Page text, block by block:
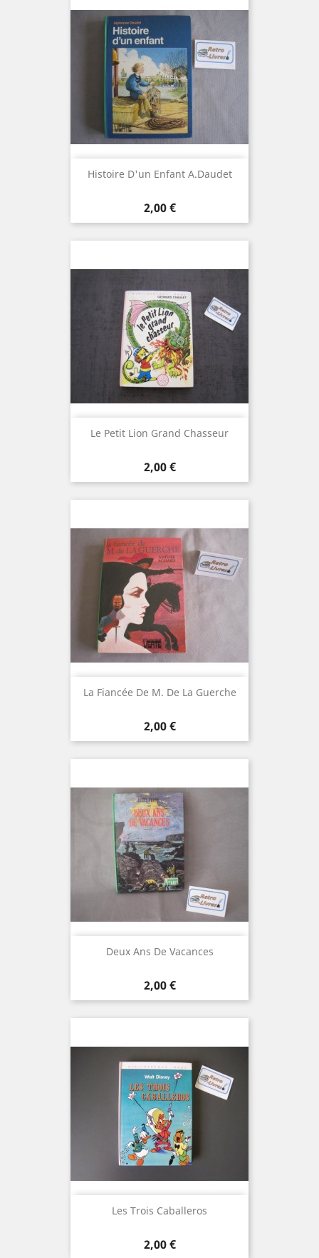
Histoire D'un Enfant A.Daudet
Prix
2,00 €
Le Petit Lion Grand Chasseur
Prix
2,00 €
La Fiancée De M. De La Guerche
Prix
2,00 €
Deux Ans De Vacances
Prix
2,00 €
Les Trois Caballeros
Prix
2,00 €